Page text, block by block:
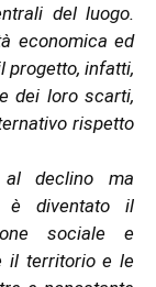
del luogo.
economica ed
progetto, infatti,
dei loro scarti,
rispetto
al declino ma
è diventato il
sociale e
il territorio e le